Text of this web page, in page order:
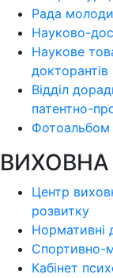
Рада
Науково-
Наукове
Відділ
патентно-
Фотоальбом
Центр
розвитку
Нормативні
Спортивно-
Кабінет